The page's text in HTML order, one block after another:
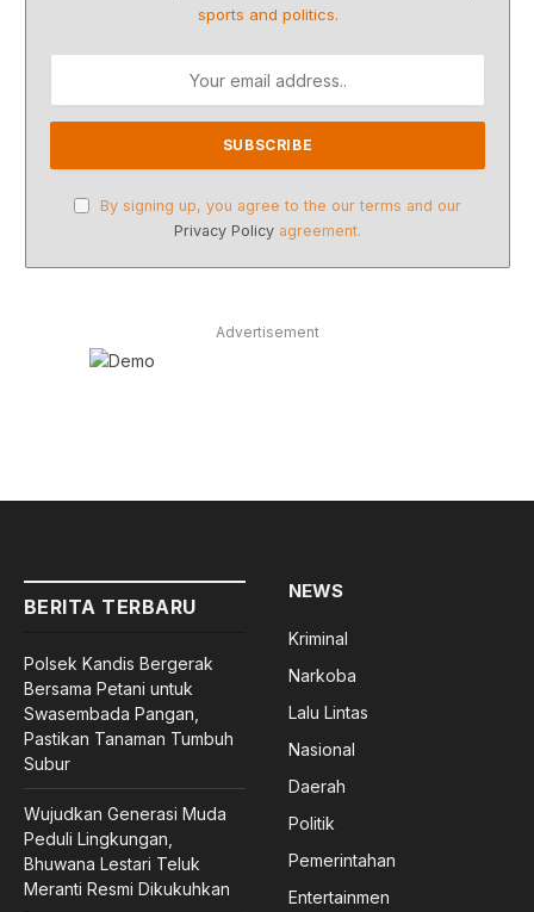
sports and politics.
By signing up, you agree to the our terms and our
Privacy Policy agreement.
Advertisement
BERITA TERBARU
Polsek Kandis Bergerak
Bersama Petani untuk
Swasembada Pangan,
Pastikan Tanaman Tumbuh
Subur
Wujudkan Generasi Muda
Peduli Lingkungan,
Bhuwana Lestari Teluk
Meranti Resmi Dikukuhkan
NEWS
Kriminal
Narkoba
Lalu Lintas
Nasional
Daerah
Politik
Pemerintahan
Entertainmen